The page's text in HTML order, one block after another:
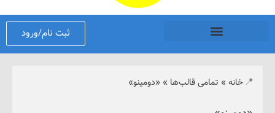
ثبت نام/ورود
تمامی قالب‌ها»«دومینو»